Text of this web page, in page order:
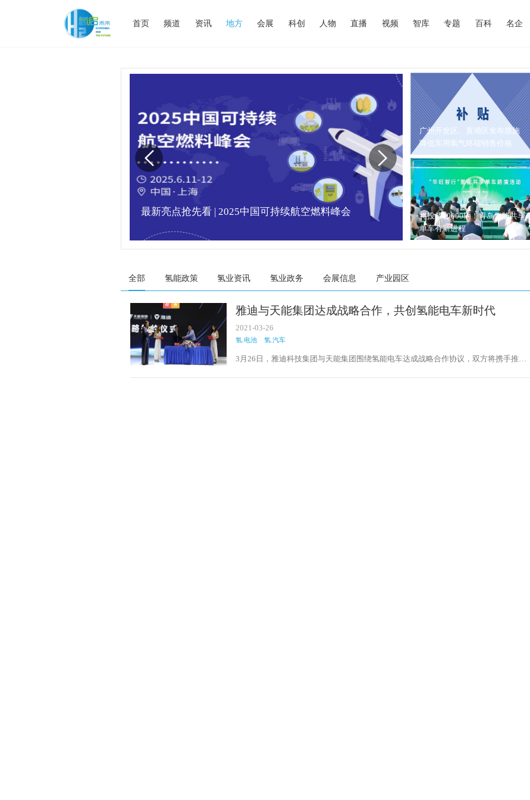
首页 频道 资讯 地方 会展 科创 人物 直播 视频 智库 专题 百科 名企
最新亮点抢先看 | 2025中国可持续航空燃料峰会 内蒙古能源局：2024
广州开发区、黄埔区发布措施
降低车用氢气终端销售价格
将投放10000辆！青岛氢能共享
单车有新进程
全部 氢能政策 氢业资讯 氢业政务 会展信息 产业园区
雅迪与天能集团达成战略合作，共创氢能电车新时代
2021-03-26
氢.电池 氢.汽车
3月26日，雅迪科技集团与天能集团围绕氢能电车达成战略合作协议，双方将携手推进
加速推动相关产业链商业化进程。